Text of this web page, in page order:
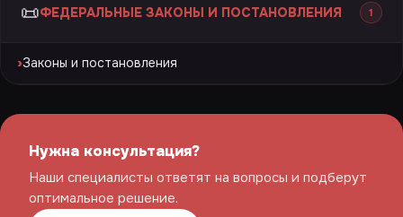
📜ФЕДЕРАЛЬНЫЕ ЗАКОНЫ И ПОСТАНОВЛЕНИЯ 1
›Законы и постановления
Нужна консультация?
Наши специалисты ответят на вопросы и подберут
оптимальное решение.